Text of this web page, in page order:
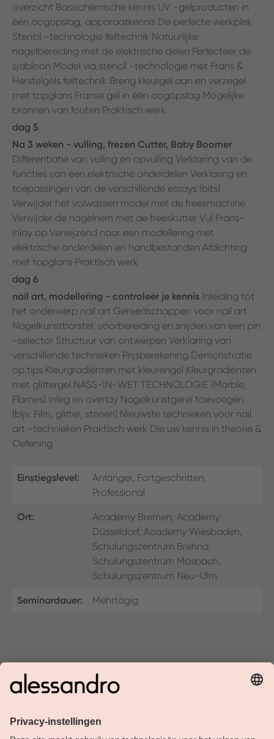
overzicht Basischemische kennis UV -gelproducten in
één oogopslag, apparaatkennis De perfecte werkplek
Stencil -technologie feiltechnik Natuurlijke
nagelbereiding met de elektrische delen Perfecteer de
sjabloon Model via stencil -technologie met Frans &
Herstelgels feiltechnik Breng kleurgel aan en verzegel
met topglans Franse gel in één oogopslag Mogelijke
bronnen van fouten Praktisch werk
dag 5
Na 3 weken - vulling, frezen Cutter, Baby Boomer
Differentiatie van vulling en opvulling Verklaring van de
functies van een elektrische onderdelen Verklaring en
toepassingen van de verschillende essays (bits)
Verwijder het volwassen model met de freesmachine
Verwijder de nagelriem met de freeskutter Vul Frans-
inlay op Verwijzend naar een modellering met
elektrische onderdelen en handbestanden Afdichting
met topglans Praktisch werk
dag 6
nail art, modellering - controleer je kennis Inleiding tot
het onderwerp nail art Gereedschappen voor nail art
Nagelkunstborstel, voorbereiding en snijden van een pin
-selector Structuur van ontwerpen Verklaring van
verschillende technieken Prijsberekening Demonstratie
op tips Kleurgradiënten met kleurengel Kleurgradiënten
met glittergel NASS-IN-WET TECHNOLOGIE (Marble,
Flames) Inleg en overlay Nagelkunstgerei toevoegen
(bijv. Film, glitter, stenen) Nieuwste technieken voor nail
art -technieken Praktisch werk Die uw kennis in theorie &
Oefening
Einstiegslevel:
Anfänger, Fortgeschritten,
Professional
Ort:
Academy Bremen, Academy
Düsseldorf, Academy Wiesbaden,
Schulungszentrum Brehna,
Schulungszentrum Mosbach,
Schulungszentrum Neu-Ulm
Seminardauer: Mehrtägig